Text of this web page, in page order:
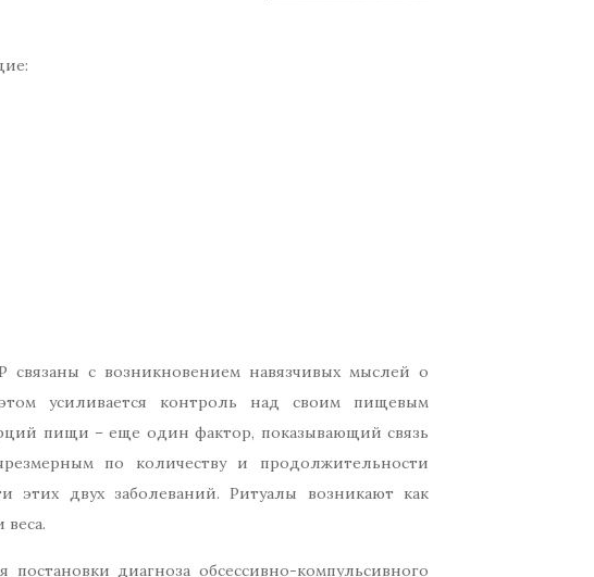
с возникновением навязчивых мыслей о
усиливается контроль над своим пищевым
пищи – еще один фактор, показывающий связь
по количеству и продолжительности
этих двух заболеваний. Ритуалы возникают как
диагноза обсессивно-компульсивного